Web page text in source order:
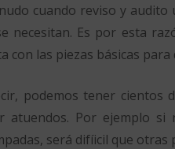
cuando reviso y
necesitan. Es por esta
con las piezas básicas
podemos tener cientos
atuendos. Por ejemplo
será difíicil que otras